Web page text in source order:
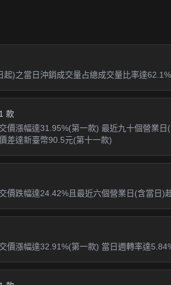
)之當日沖銷成交量占總成交量比率達
款
價漲幅達31.95%(第一款) 最近九十個營業
差達新臺幣90.5元(第十一款)
價跌幅達24.42%且最近六個營業日(含當日
價漲幅達32.91%(第一款) 當日週轉率達